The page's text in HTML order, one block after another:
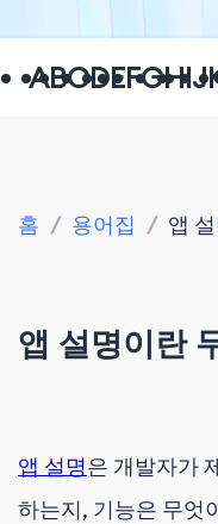
ABCDEFGHIJ
홈 / 용어집 / 앱
앱 설명이란
앱 설명은 개발자가
하는지, 기능은 무엇